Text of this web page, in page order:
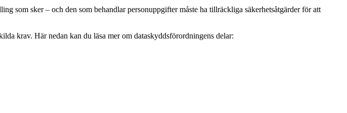
som sker – och den som behandlar personuppgifter måste ha tillräckliga säkerhetsåtgärder för att
krav. Här nedan kan du läsa mer om dataskyddsförordningens delar: